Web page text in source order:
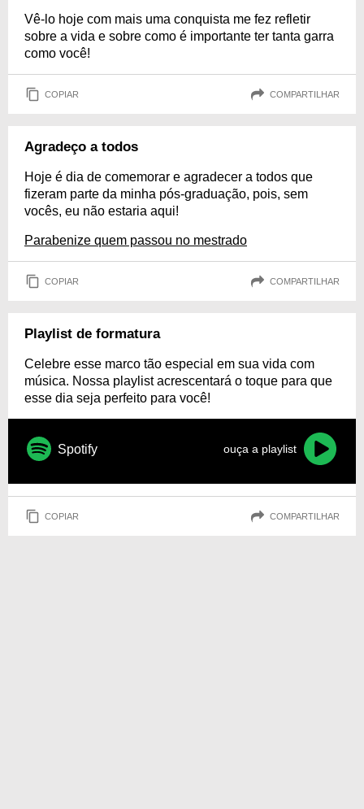
Vê-lo hoje com mais uma conquista me fez refletir
sobre a vida e sobre como é importante ter tanta garra
como você!
COPIAR COMPARTILHAR
Agradeço a todos
Hoje é dia de comemorar e agradecer a todos que
fizeram parte da minha pós-graduação, pois, sem
vocês, eu não estaria aqui!
Parabenize quem passou no mestrado
COPIAR COMPARTILHAR
Playlist de formatura
Celebre esse marco tão especial em sua vida com
música. Nossa playlist acrescentará o toque para que
esse dia seja perfeito para você!
Spotify ouça a playlist
COPIAR COMPARTILHAR